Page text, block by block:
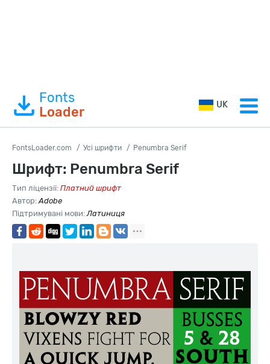
Fonts
Loader
UK
FontsLoader.com Усі шрифти Penumbra Serif
Шрифт: Penumbra Serif
Тип ліцензії: Платний шрифт
Автор:Adobe
Підтримувані мови:Латиниця